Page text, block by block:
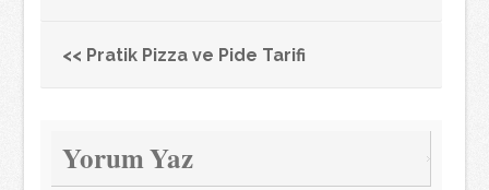
<< Pratik Pizza ve Pide Tarifi
Yorum Yaz